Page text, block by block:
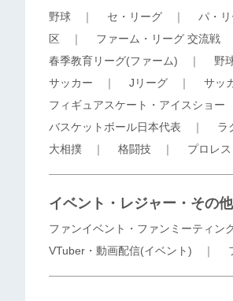
野球 ｜ セ・リーグ ｜ パ・
区 ｜ ファーム・リーグ 交流戦
春季教育リーグ(ファーム) ｜ 野
サッカー ｜ Jリーグ ｜ サッ
フィギュアスケート・アイスショー
バスケットボール日本代表 ｜ ラ
大相撲 ｜ 格闘技 ｜ プロレス
イベント・レジャー・その他
ファンイベント・ファンミーティン
VTuber・動画配信(イベント) ｜